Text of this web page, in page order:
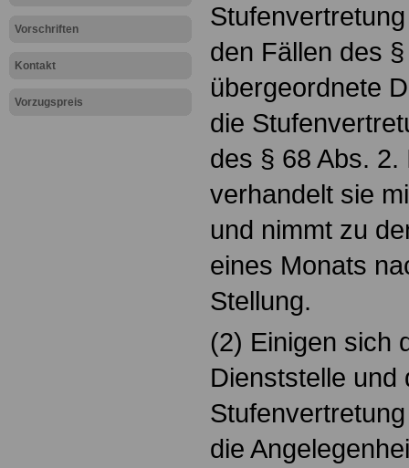
Vorschriften
Kontakt
Vorzugspreis
den Fällen des
übergeordnete
die
des § 68 Abs.
verhandelt sie
und nimmt zu
eines Monats
Stellung.
(2) Einigen sich
Dienststelle und
die